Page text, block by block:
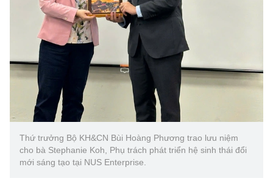
Thứ trưởng Bộ KH&CN Bùi Hoàng Phương trao lưu niệm
cho bà Stephanie Koh, Phụ trách phát triển hệ sinh thái đổi
mới sáng tạo tại NUS Enterprise.